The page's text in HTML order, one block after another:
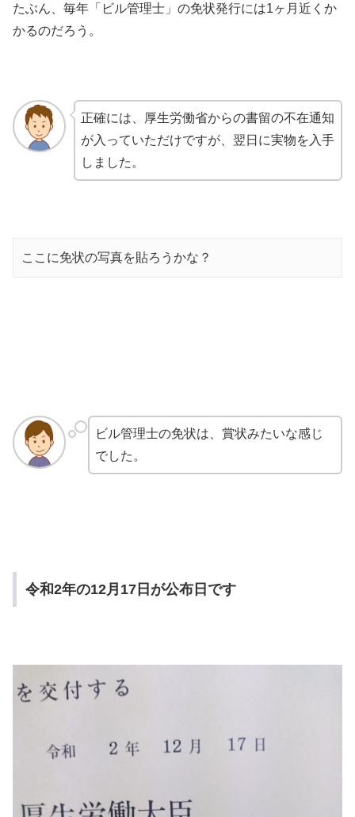
たぶん、毎年「ビル管理士」の免状発行には1ヶ月近くか
かるのだろう。
正確には、厚生労働省からの書留の不在通知
が入っていただけですが、翌日に実物を入手
しました。
ここに免状の写真を貼ろうかな？
ビル管理士の免状は、賞状みたいな感じ
でした。
令和2年の12月17日が公布日です